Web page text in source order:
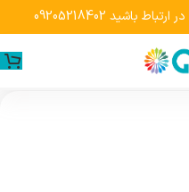
09205218402